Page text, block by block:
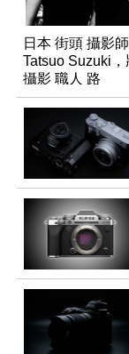
日本 街頭 攝影
Tatsuo Suzuki
攝影 職人 路